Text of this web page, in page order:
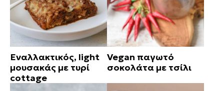
Εναλλακτικός, light
μουσακάς με τυρί
cottage
Vegan παγωτό
σοκολάτα με τσίλι